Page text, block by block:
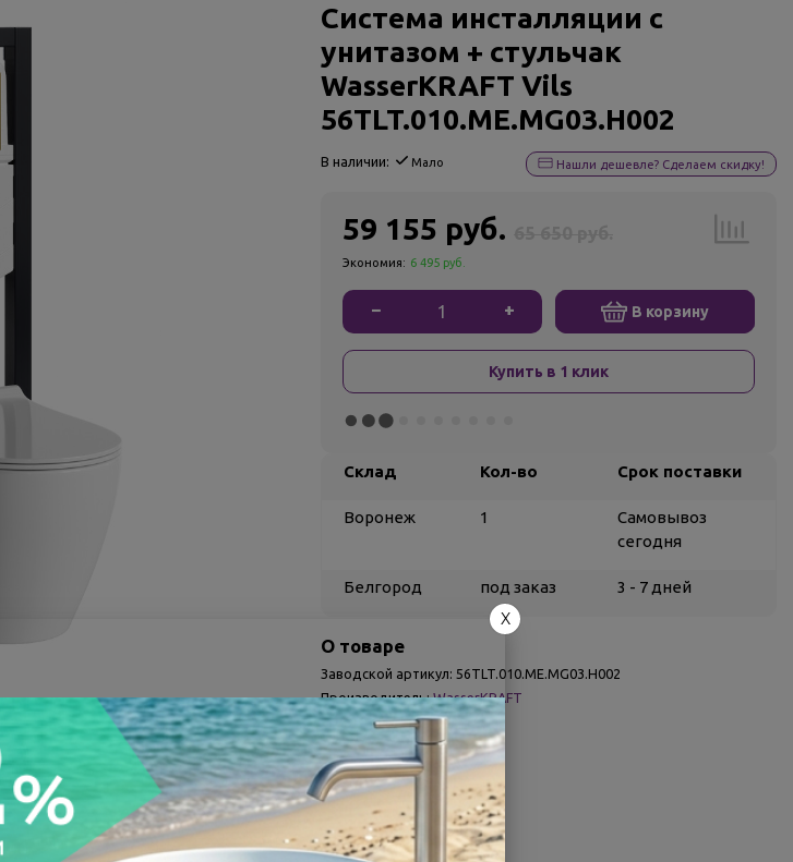
Всегда низкие цены
Система инсталляции с
унитазом + стульчак
WasserKRAFT Vils
56TLT.010.ME.MG03.H002
В наличии: Мало Нашли дешевле? Сделаем скидку!
59 155 руб.
Экономия: 6 495 руб.
− + В корзину
Купить в 1 клик
Склад Кол-во Срок поставки
Воронеж 1
Самовывоз
сегодня
Белгород под заказ 3 - 7 дней
О товаре
Заводской артикул: 56TLT.010.ME.MG03.H002
Производитель: WasserKRAFT
Другие характеристики
Поделиться
X